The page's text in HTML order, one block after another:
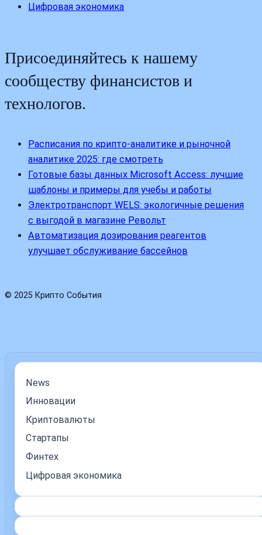
Цифровая экономика
Присоединяйтесь к нашему
сообществу финансистов и
технологов.
Расписания по крипто-аналитике и рыночной
аналитике 2025: где смотреть
Готовые базы данных Microsoft Access: лучшие
шаблоны и примеры для учебы и работы
Электротранспорт WELS: экологичные решения
с выгодой в магазине Револьт
Автоматизация дозирования реагентов
улучшает обслуживание бассейнов
© 2025 Крипто События
News
Инновации
Криптовалюты
Стартапы
Финтех
Цифровая экономика